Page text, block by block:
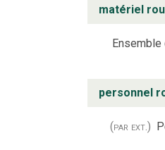
matériel
personnel
(par ext.)